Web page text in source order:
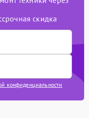
скидка
конфиденциальности